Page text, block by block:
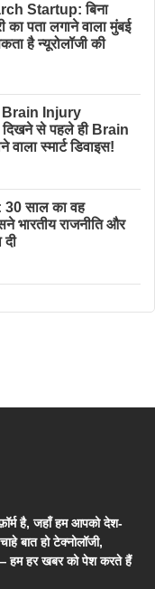
Startup: बिना
का पता लगाने वाला मुंबई
है न्यूरोलॉजी की
Injury
से पहले ही Brain
स्मार्ट डिवाइस!
साल का वह
भारतीय राजनीति और
दी
है, जहाँ हम आपको देश-
बात हो टेक्नोलॉजी,
हम हर खबर को पेश करते हैं